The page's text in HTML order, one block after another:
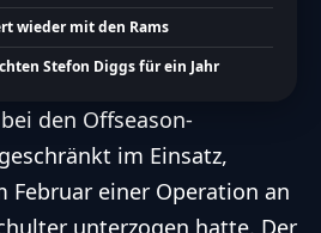
wieder mit den Rams
Stefon Diggs für ein Jahr
den Offseason-
im Einsatz,
Februar einer Operation an